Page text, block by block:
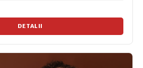
DETALII